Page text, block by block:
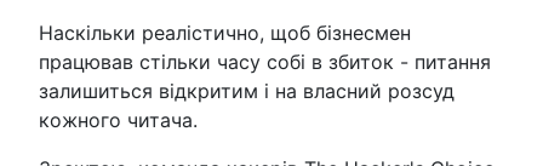
Наскільки реалістично, щоб бізнесмен
працював стільки часу собі в збиток - питання
залишиться відкритим і на власний розсуд
кожного читача.